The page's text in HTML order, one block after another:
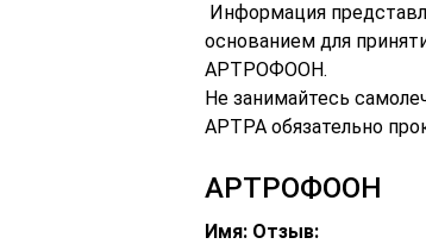
Информация
основанием для
АРТРОФООН.
Не занимайтесь
АРТРА обязательно
АРТРОФООН
Имя: Отзыв: